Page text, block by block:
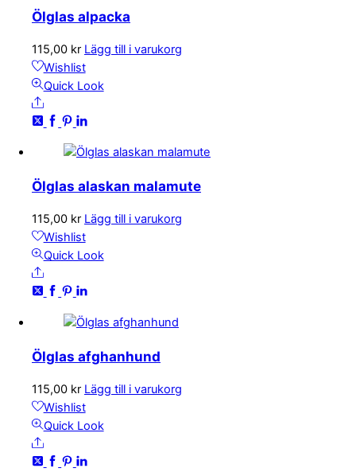
Ölglas alpacka
115,00 kr Lägg till i varukorg
Wishlist
Quick Look
Share
Ölglas alaskan malamute
115,00 kr Lägg till i varukorg
Wishlist
Quick Look
Share
Ölglas afghanhund
115,00 kr Lägg till i varukorg
Wishlist
Quick Look
Share